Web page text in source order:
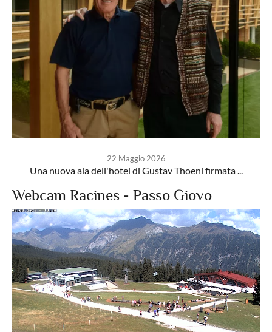
22 Maggio 2026
Una nuova ala dell'hotel di Gustav Thoeni firmata ...
Webcam Racines - Passo Giovo